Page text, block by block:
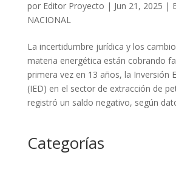
por Editor Proyecto | Jun 21, 2025 |
NACIONAL
La incertidumbre jurídica y los
materia energética están cobrando
primera vez en 13 años, la Inversión
(IED) en el sector de extracción de
registró un saldo negativo, según
Categorías